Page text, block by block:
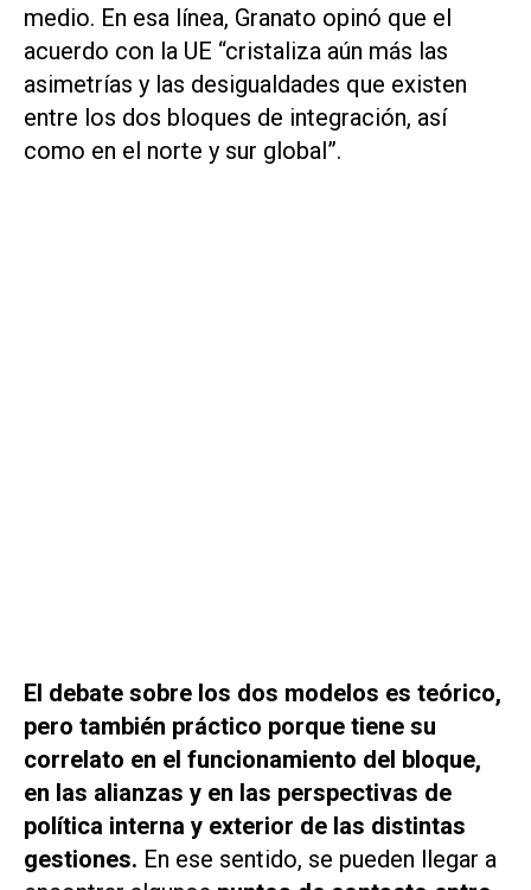
medio. En esa línea, Granato opinó que el
acuerdo con la UE “cristaliza aún más las
asimetrías y las desigualdades que existen
entre los dos bloques de integración, así
como en el norte y sur global”.
El debate sobre los dos modelos es teórico,
pero también práctico porque tiene su
correlato en el funcionamiento del bloque,
en las alianzas y en las perspectivas de
política interna y exterior de las distintas
gestiones. En ese sentido, se pueden llegar a